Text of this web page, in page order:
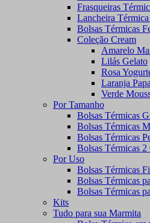
Frasqueiras
Lancheira
Bolsas Térmicas
Coleção Cream
Amarelo
Lilás Gelato
Rosa
Laranja
Verde
Por Tamanho
Bolsas Térmicas
Bolsas Térmicas
Bolsas Térmicas
Bolsas Térmicas
Por Uso
Bolsas Térmicas
Bolsas Térmicas
Bolsas Térmicas
Kits
Tudo para sua Marmita